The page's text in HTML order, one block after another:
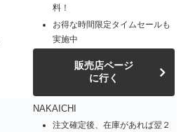
料！
お得な時間限定タイムセールも
実施中
販売店ページ
に行く
NAKAICHI
注文確定後、在庫があれば翌２